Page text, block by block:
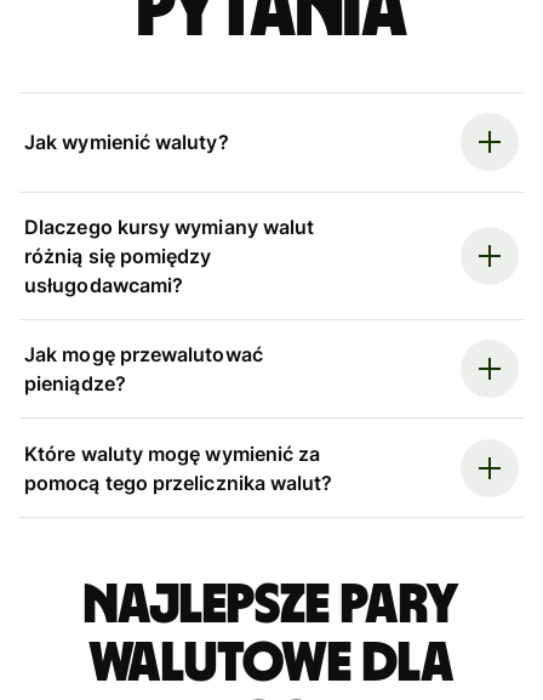
Jak wymienić waluty?
Dlaczego kursy wymiany walut
różnią się pomiędzy
usługodawcami?
Jak mogę przewalutować
pieniądze?
Które waluty mogę wymienić za
pomocą tego przelicznika walut?
Najlepsze pary
walutowe dla